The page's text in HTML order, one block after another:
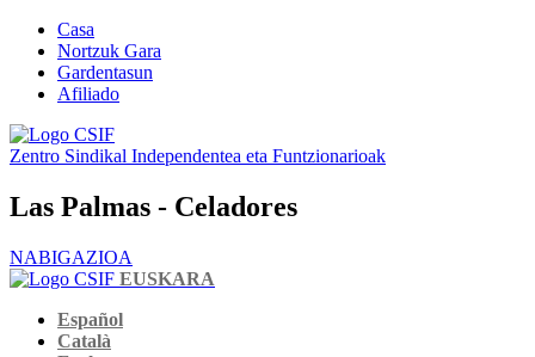
Casa
Nortzuk Gara
Gardentasun
Afiliado
Zentro Sindikal Independentea eta Funtzionarioak
Las Palmas - Celadores
NABIGAZIOA
EUSKARA
Español
Català